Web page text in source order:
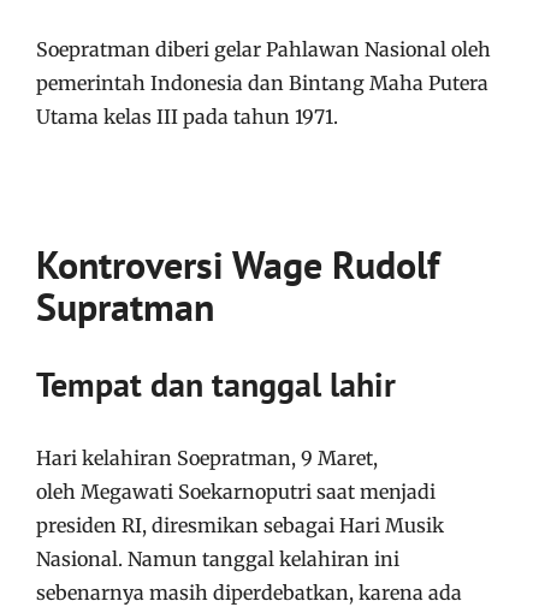
Soepratman diberi gelar Pahlawan Nasional oleh
pemerintah Indonesia dan Bintang Maha Putera
Utama kelas III pada tahun 1971.
Kontroversi Wage Rudolf
Supratman
Tempat dan tanggal lahir
Hari kelahiran Soepratman, 9 Maret,
oleh Megawati Soekarnoputri saat menjadi
presiden RI, diresmikan sebagai Hari Musik
Nasional. Namun tanggal kelahiran ini
sebenarnya masih diperdebatkan, karena ada